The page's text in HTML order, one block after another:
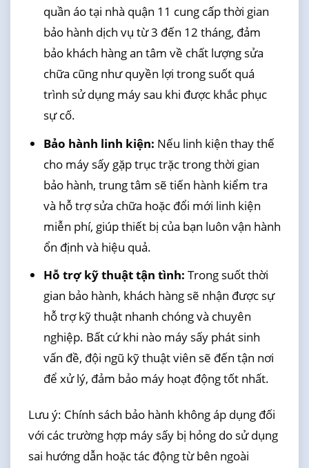
quần áo tại nhà quận 11 cung cấp thời gian
bảo hành dịch vụ từ 3 đến 12 tháng, đảm
bảo khách hàng an tâm về chất lượng sửa
chữa cũng như quyền lợi trong suốt quá
trình sử dụng máy sau khi được khắc phục
sự cố.
Bảo hành linh kiện: Nếu linh kiện thay thế
cho máy sấy gặp trục trặc trong thời gian
bảo hành, trung tâm sẽ tiến hành kiểm tra
và hỗ trợ sửa chữa hoặc đổi mới linh kiện
miễn phí, giúp thiết bị của bạn luôn vận hành
ổn định và hiệu quả.
Hỗ trợ kỹ thuật tận tình: Trong suốt thời
gian bảo hành, khách hàng sẽ nhận được sự
hỗ trợ kỹ thuật nhanh chóng và chuyên
nghiệp. Bất cứ khi nào máy sấy phát sinh
vấn đề, đội ngũ kỹ thuật viên sẽ đến tận nơi
để xử lý, đảm bảo máy hoạt động tốt nhất.
Lưu ý: Chính sách bảo hành không áp dụng đối
với các trường hợp máy sấy bị hỏng do sử dụng
sai hướng dẫn hoặc tác động từ bên ngoài